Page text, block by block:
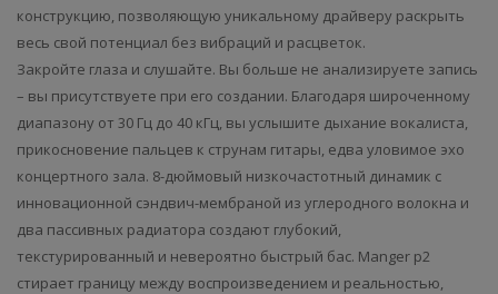
конструкцию, позволяющую уникальному драйверу раскрыть
весь свой потенциал без вибраций и расцветок.
Закройте глаза и слушайте. Вы больше не анализируете запись
– вы присутствуете при его создании. Благодаря широченному
диапазону от 30 Гц до 40 кГц, вы услышите дыхание вокалиста,
прикосновение пальцев к струнам гитары, едва уловимое эхо
концертного зала. 8-дюймовый низкочастотный динамик с
инновационной сэндвич-мембраной из углеродного волокна и
два пассивных радиатора создают глубокий,
текстурированный и невероятно быстрый бас. Manger p2
стирает границу между воспроизведением и реальностью,